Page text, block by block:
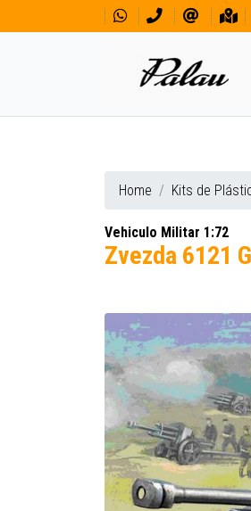
Home Kits de
Vehiculo Militar 1:72
Zvezda 6121